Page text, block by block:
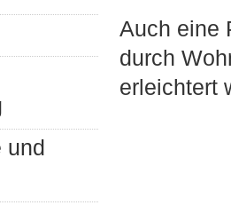
und
Auch eine
durch
erleichtert